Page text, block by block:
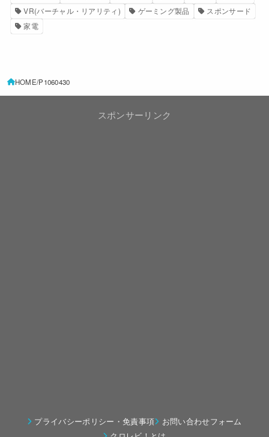
VR(バーチャル・リアリティ)
ゲーミング製品
スポンサード
家電
HOME P1060430
スポンサーリンク
プライバシーポリシー・免責事項
お問い合わせフォーム